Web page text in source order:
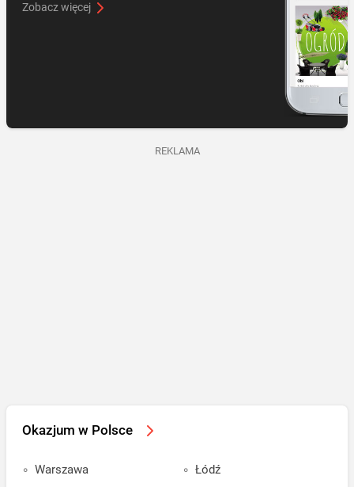
Zobacz więcej
REKLAMA
Okazjum w Polsce
Warszawa
Łódź